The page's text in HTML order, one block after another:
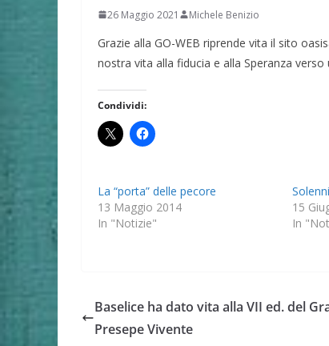
26 Maggio 2021 Michele Benizio
Grazie alla GO-WEB riprende vita il sito
nostra vita alla fiducia e alla Speranza
Condividi:
La “porta” delle pecore
13 Maggio 2014
In "Notizie"
15
In
Baselice ha dato vita alla VII ed. del
Presepe Vivente